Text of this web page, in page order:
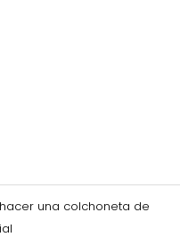
una colchoneta de